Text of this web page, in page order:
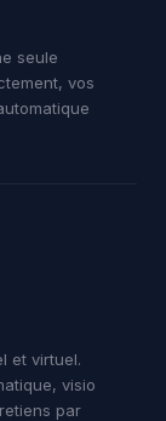
seule
vos
et virtuel.
visio
par